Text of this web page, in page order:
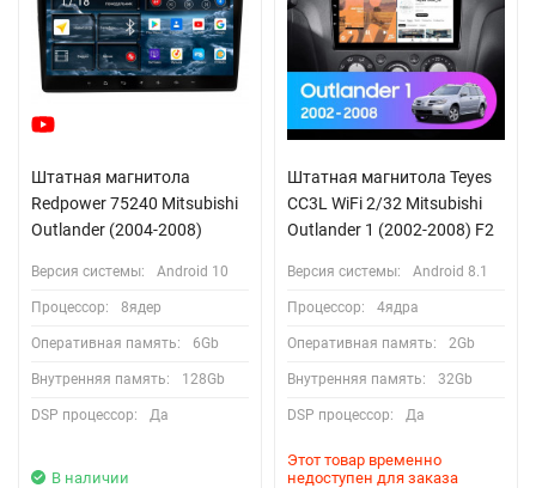
Штатная магнитола
Redpower 75240 Mitsubishi
Outlander (2004-2008)
Версия системы: Android 10
Процессор: 8ядер
Оперативная память: 6Gb
Внутренняя память: 128Gb
DSP процессор: Да
В наличии
Штатная магнитола Teyes
CC3L WiFi 2/32 Mitsubishi
Outlander 1 (2002-2008) F2
Версия системы: Android 8.1
Процессор: 4ядра
Оперативная память: 2Gb
Внутренняя память: 32Gb
DSP процессор: Да
Этот товар временно
недоступен для заказа